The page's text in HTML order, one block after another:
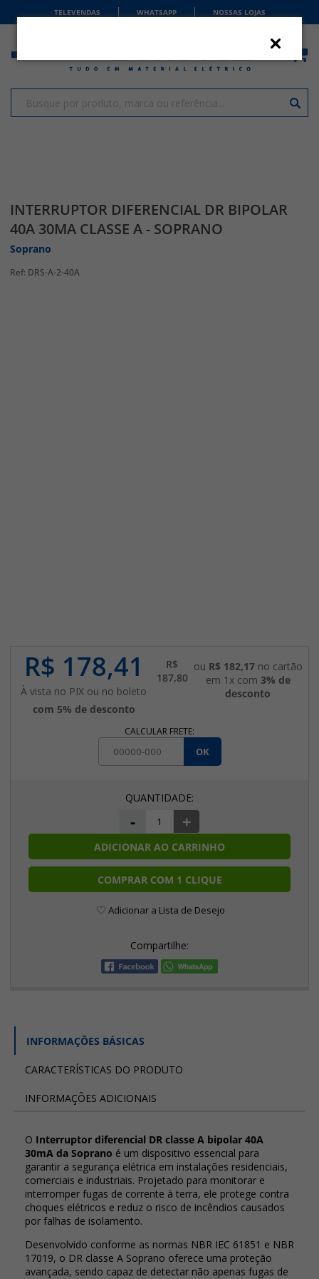
TELEVENDAS WHATSAPP NOSSAS LOJAS
INTERRUPTOR DIFERENCIAL DR BIPOLAR
40A 30MA CLASSE A - SOPRANO
Soprano
DRS-A-2-40A
R$ 178,41
À vista no PIX ou no boleto
com 5% de desconto
R$
187,80
ou R$ 182,17no cartão
em 1x com 3% de
desconto
CALCULAR FRETE:
OK
- +
ADICIONAR AO CARRINHO
COMPRAR COM 1 CLIQUE
Adicionar a Lista de Desejo
Compartilhe:
INFORMAÇÕES BÁSICAS
CARACTERÍSTICAS DO PRODUTO
INFORMAÇÕES ADICIONAIS
O Interruptor diferencial DR classe A bipolar 40A
30mA da Soprano é um dispositivo essencial para
garantir a segurança elétrica em instalações residenciais,
comerciais e industriais. Projetado para monitorar e
interromper fugas de corrente à terra, ele protege contra
choques elétricos e reduz o risco de incêndios causados
por falhas de isolamento.
Desenvolvido conforme as normas NBR IEC 61851 e NBR
17019, o DR classe A Soprano oferece uma proteção
avançada, sendo capaz de detectar não apenas fugas de